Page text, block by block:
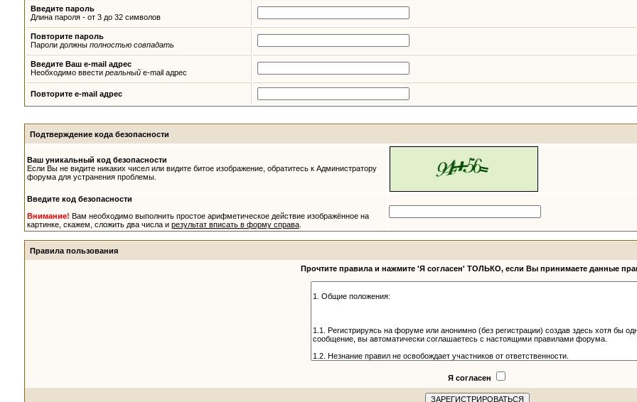
Введите пароль
Длина пароля - от 3 до 32 символов
Повторите пароль
Пароли должны полностью совпадать
Введите Ваш e-mail адрес
Необходимо ввести реальныйe-mail адрес
Повторите e-mail адрес
Подтверждение кода безопасности
Ваш уникальный код безопасности
Если Вы не видите никаких чисел или видите битое изображение, обратитесь к Администратору
форума для устранения проблемы.
Введите код безопасности
Внимание! Вам необходимо выполнить простое арифметическое действие изображённое на
картинке, скажем, сложить два числа и результат вписать в форму справа.
Правила пользования
Прочтите правила и нажмите 'Я согласен' ТОЛЬКО, если Вы принимаете данные
Я согласен